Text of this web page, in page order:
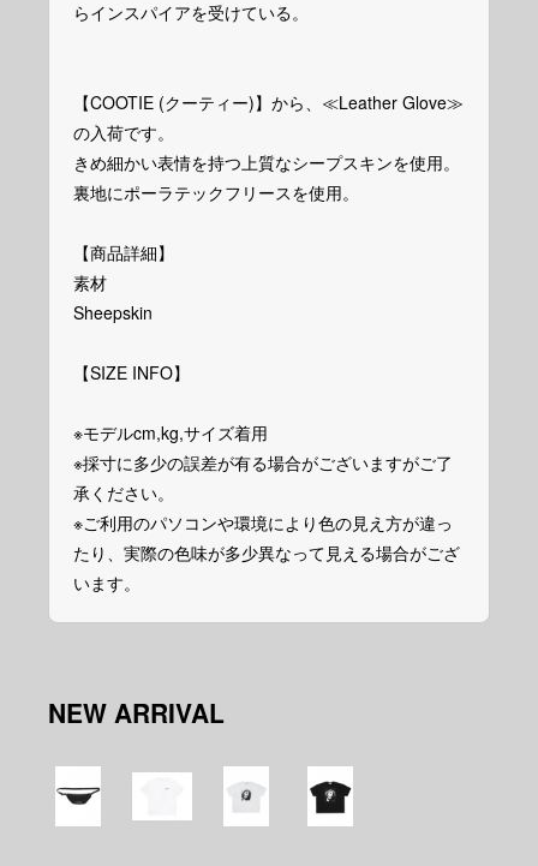
らインスパイアを受けている。
【COOTIE (クーティー)】から、≪Leather Glove≫
の入荷です。
きめ細かい表情を持つ上質なシープスキンを使用。
裏地にポーラテックフリースを使用。
【商品詳細】
素材
Sheepskin
【SIZE INFO】
※モデルcm,kg,サイズ着用
※採寸に多少の誤差が有る場合がございますがご了
承ください。
※ご利用のパソコンや環境により色の見え方が違っ
たり、実際の色味が多少異なって見える場合がござ
います。
NEW ARRIVAL